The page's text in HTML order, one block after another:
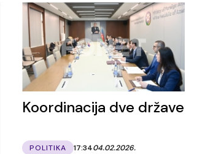
Koordinacija dve države
POLITIKA 17:3404.02.2026.